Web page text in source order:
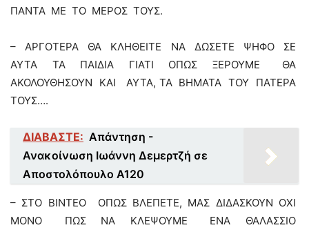
ΠΑΝΤΑ ΜΕ ΤΟ ΜΕΡΟΣ ΤΟΥΣ.
– ΑΡΓΟΤΕΡΑ ΘΑ ΚΛΗΘΕΙΤΕ ΝΑ ΔΩΣΕΤΕ ΨΗΦΟ ΣΕ
ΑΥΤΑ ΤΑ ΠΑΙΔΙΑ ΓΙΑΤΙ ΟΠΩΣ ΞΕΡΟΥΜΕ ΘΑ
ΑΚΟΛΟΥΘΗΣΟΥΝ ΚΑΙ ΑΥΤΑ, ΤΑ ΒΗΜΑΤΑ ΤΟΥ ΠΑΤΕΡΑ
ΤΟΥΣ….
ΔΙΑΒΑΣΤΕ: Απάντηση -
Ανακοίνωση Ιωάννη Δεμερτζή σε
Αποστολόπουλο Α120
– ΣΤΟ ΒΙΝΤΕΟ ΟΠΩΣ ΒΛΕΠΕΤΕ, ΜΑΣ ΔΙΔΑΣΚΟΥΝ ΟΧΙ
ΜΟΝΟ ΠΩΣ ΝΑ ΚΛΕΨΟΥΜΕ ΕΝΑ ΘΑΛΑΣΣΙΟ